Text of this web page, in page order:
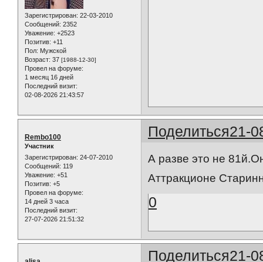
Зарегистрирован: 22-03-2010
Сообщений: 2352
Уважение: +2523
Позитив: +11
Пол: Мужской
Возраст: 37 [1988-12-30]
Провел на форуме:
1 месяц 16 дней
Последний визит:
02-08-2026 21:43:57
Поделиться21-
Rembo100
Участник
Зарегистрирован: 24-07-2010
Сообщений: 119
Уважение: +51
Позитив: +5
Провел на форуме:
14 дней 3 часа
Последний визит:
27-07-2026 21:51:32
А разве это не
Аттракционе
0
Поделиться21-